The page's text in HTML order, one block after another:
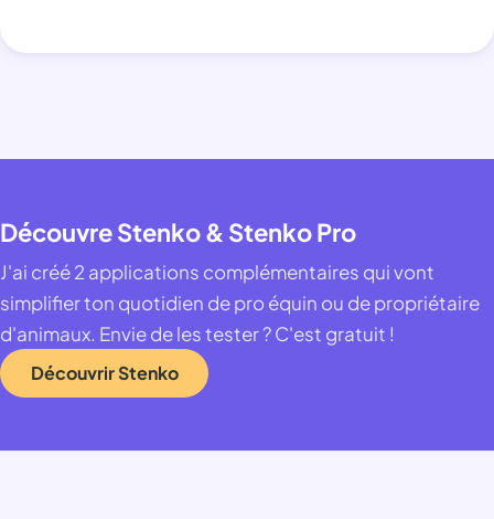
Découvre Stenko & Stenko Pro
J'ai créé 2 applications complémentaires qui vont
simplifier ton quotidien de pro équin ou de propriétaire
d'animaux. Envie de les tester ? C'est gratuit !
Découvrir Stenko